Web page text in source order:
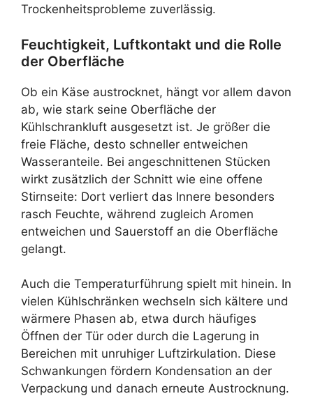
Trockenheitsprobleme zuverlässig.
Feuchtigkeit, Luftkontakt und die Rolle
der Oberfläche
Ob ein Käse austrocknet, hängt vor allem davon
ab, wie stark seine Oberfläche der
Kühlschrankluft ausgesetzt ist. Je größer die
freie Fläche, desto schneller entweichen
Wasseranteile. Bei angeschnittenen Stücken
wirkt zusätzlich der Schnitt wie eine offene
Stirnseite: Dort verliert das Innere besonders
rasch Feuchte, während zugleich Aromen
entweichen und Sauerstoff an die Oberfläche
gelangt.
Auch die Temperaturführung spielt mit hinein. In
vielen Kühlschränken wechseln sich kältere und
wärmere Phasen ab, etwa durch häufiges
Öffnen der Tür oder durch die Lagerung in
Bereichen mit unruhiger Luftzirkulation. Diese
Schwankungen fördern Kondensation an der
Verpackung und danach erneute Austrocknung.